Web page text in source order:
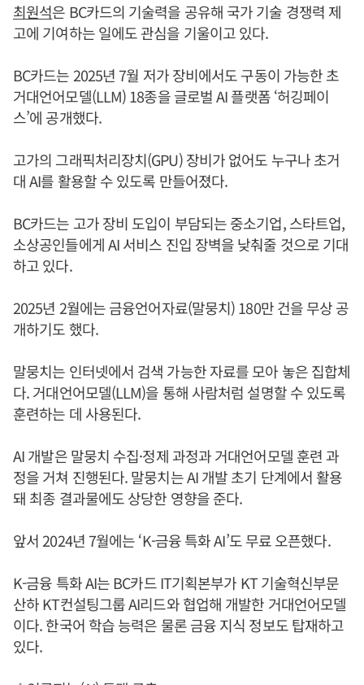
최원석은 BC카드의 기술력을 공유해 국가 기술 경쟁력 제
고에 기여하는 일에도 관심을 기울이고 있다.
BC카드는 2025년 7월 저가 장비에서도 구동이 가능한 초
거대언어모델(LLM) 18종을 글로벌 AI 플랫폼 ‘허깅페이
스’에 공개했다.
고가의 그래픽처리장치(GPU) 장비가 없어도 누구나 초거
대 AI를 활용할 수 있도록 만들어졌다.
BC카드는 고가 장비 도입이 부담되는 중소기업, 스타트업,
소상공인들에게 AI 서비스 진입 장벽을 낮춰줄 것으로 기대
하고 있다.
2025년 2월에는 금융언어자료(말뭉치) 180만 건을 무상 공
개하기도 했다.
말뭉치는 인터넷에서 검색 가능한 자료를 모아 놓은 집합체
다. 거대언어모델(LLM)을 통해 사람처럼 설명할 수 있도록
훈련하는 데 사용된다.
AI 개발은 말뭉치 수집·정제 과정과 거대언어모델 훈련 과
정을 거쳐 진행된다. 말뭉치는 AI 개발 초기 단계에서 활용
돼 최종 결과물에도 상당한 영향을 준다.
앞서 2024년 7월에는 ‘K-금융 특화 AI’도 무료 오픈했다.
K-금융 특화 AI는 BC카드 IT기획본부가 KT 기술혁신부문
산하 KT컨설팅그룹 AI리드와 협업해 개발한 거대언어모델
이다. 한국어 학습 능력은 물론 금융 지식 정보도 탑재하고
있다.